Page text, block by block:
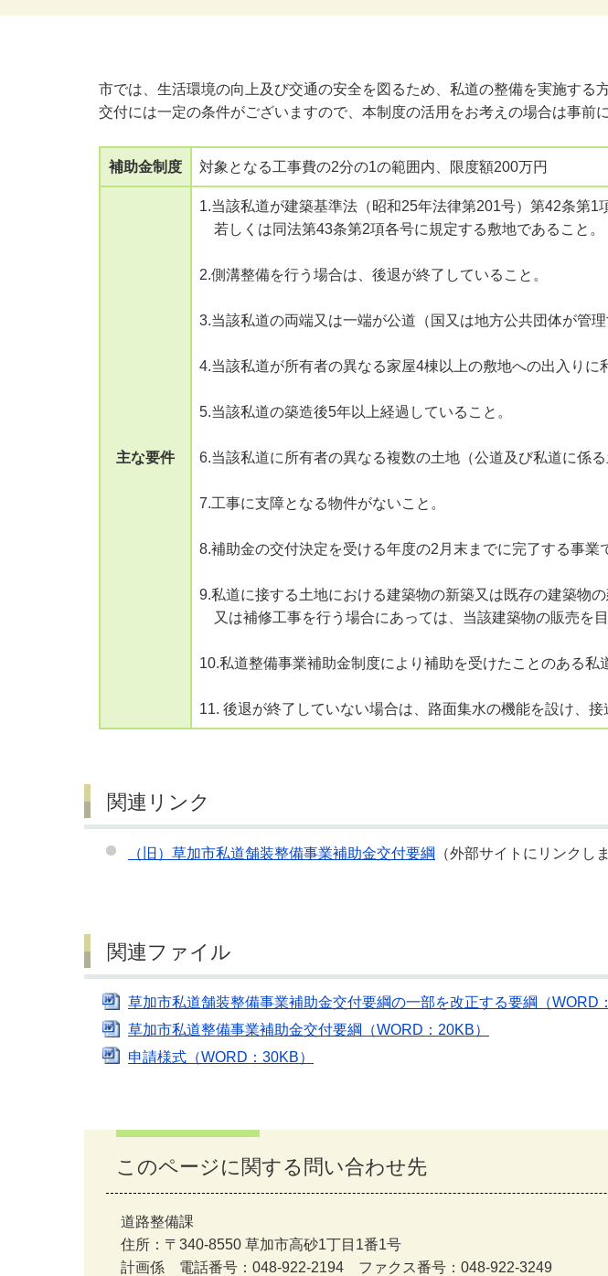
市では、生活環境の向上及び交通の安全を図るため、私道の整備を実施する
交付には一定の条件がございますので、本制度の活用をお考えの場合は事前
補助金制度 対象となる工事費の2分の1の範囲内、限度額200万円
主な要件
1.当該私道が建築基準法（昭和25年法律第201号）第42条第1
若しくは同法第43条第2項各号に規定する敷地であること。
2.側溝整備を行う場合は、後退が終了していること。
3.当該私道の両端又は一端が公道（国又は地方公共団体が管
4.当該私道が所有者の異なる家屋4棟以上の敷地への出入りに
5.当該私道の築造後5年以上経過していること。
6.当該私道に所有者の異なる複数の土地（公道及び私道に係
7.工事に支障となる物件がないこと。
8.補助金の交付決定を受ける年度の2月末までに完了する事業
9.私道に接する土地における建築物の新築又は既存の建築物
又は補修工事を行う場合にあっては、当該建築物の販売を目
10.私道整備事業補助金制度により補助を受けたことのある
11. 後退が終了していない場合は、路面集水の機能を設け、
関連リンク
（旧）草加市私道舗装整備事業補助金交付要綱 （外部サイトにリンクし
関連ファイル
草加市私道舗装整備事業補助金交付要綱の一部を改正する要綱（WORD
草加市私道整備事業補助金交付要綱（WORD：20KB）
申請様式（WORD：30KB）
このページに関する問い合わせ先
道路整備課
住所：〒340-8550 草加市高砂1丁目1番1号
計画係 電話番号：048-922-2194 ファクス番号：048-922-3249